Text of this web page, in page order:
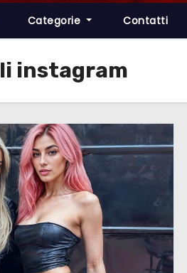
Categorie Contatti
instagram